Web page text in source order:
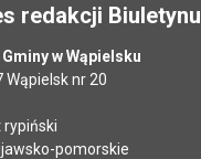
redakcji Biuletynu
w Wąpielsku
Wąpielsk nr 20
pomorskie